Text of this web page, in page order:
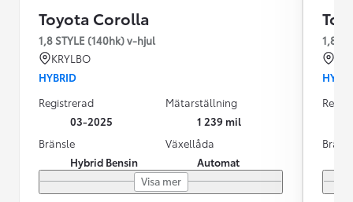
Toyota Corolla
1,8 STYLE (140hk) v-hjul
KRYLBO
HYBRID
Registrerad
03-2025
Mätarställning
1 239 mil
Bränsle
Hybrid Bensin
Växellåda
Automat
Visa mer
1,8